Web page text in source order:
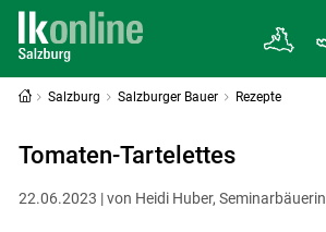
Salzburg Salzburger Bauer Rezepte
Tomaten-Tartelettes
22.06.2023 | von Heidi Huber, Seminarbäuerin